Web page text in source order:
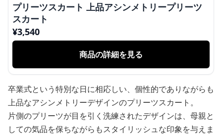
プリーツスカート 上品アシンメトリープリーツ
スカート
¥3,540
商品の詳細を見る
卒業式という特別な日に相応しい、個性的でありながらも
上品なアシンメトリーデザインのプリーツスカート。
片側のプリーツが目を引く洗練されたデザインは、母親と
しての気品を保ちながらもスタイリッシュな印象を与えま